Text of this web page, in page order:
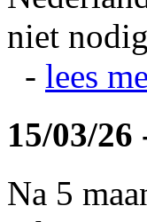
niet
- lees
15/03/
Na 5